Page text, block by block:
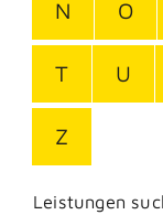
N O
T U
Z
Leistungen